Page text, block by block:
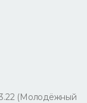
3.22 (Молодёжный